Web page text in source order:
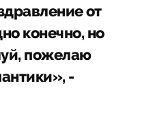
от
конечно, но
пожелаю
-